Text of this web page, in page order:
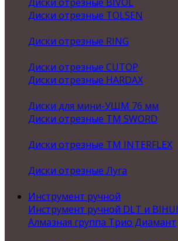
Диски отрезные TOLSEN
Диски отрезные RING
Диски отрезные CUTOP
Диски отрезные HARDAX
Диски для мини-УШМ 76 мм
Диски отрезные ТМ SWORD
Диски отрезные ТМ INTERFLEX
Диски отрезные Луга
Инструмент ручной
Инструмент ручной DLT и BIHUI
Алмазная группа Трио Диамант